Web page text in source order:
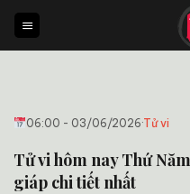
qua
nội
06:00 - 03/06/2026·Tử vi
Tử vi hôm nay Thứ
giáp chi tiết nhất